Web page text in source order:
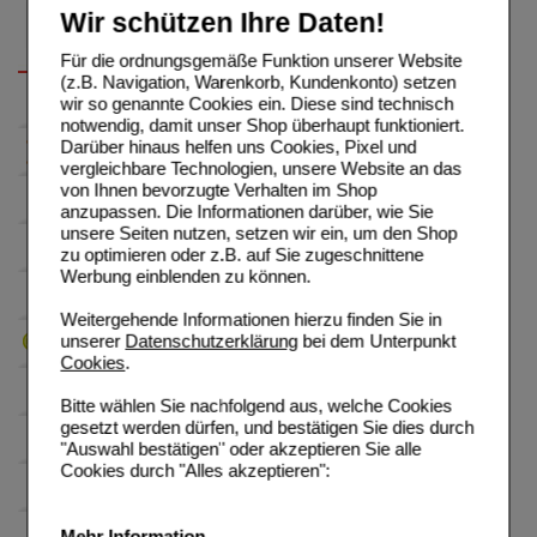
Wir schützen Ihre Daten!
Für die ordnungsgemäße Funktion unserer Website
(z.B. Navigation, Warenkorb, Kundenkonto) setzen
wir so genannte Cookies ein. Diese sind technisch
notwendig, damit unser Shop überhaupt funktioniert.
Darüber hinaus helfen uns Cookies, Pixel und
vergleichbare Technologien, unsere Website an das
von Ihnen bevorzugte Verhalten im Shop
anzupassen. Die Informationen darüber, wie Sie
unsere Seiten nutzen, setzen wir ein, um den Shop
zu optimieren oder z.B. auf Sie zugeschnittene
Werbung einblenden zu können.
Weitergehende Informationen hierzu finden Sie in
unserer Datenschutzerklärungbei dem Unterpunkt
Cookies.
Bitte wählen Sie nachfolgend aus, welche Cookies
gesetzt werden dürfen, und bestätigen Sie dies durch
"Auswahl bestätigen" oder akzeptieren Sie alle
Cookies durch "Alles akzeptieren":